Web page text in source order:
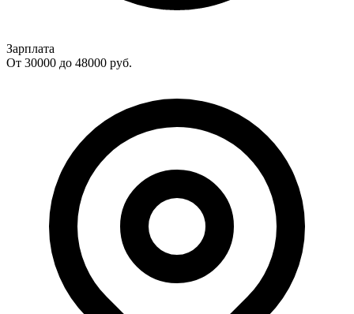
Зарплата
От 30000 до 48000 руб.